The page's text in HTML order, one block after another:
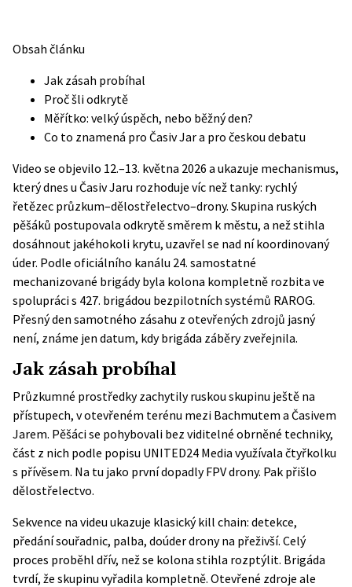
Obsah článku
Jak zásah probíhal
Proč šli odkrytě
Měřítko: velký úspěch, nebo běžný den?
Co to znamená pro Časiv Jar a pro českou debatu
Video se objevilo 12.–13. května 2026 a ukazuje mechanismus,
který dnes u Časiv Jaru rozhoduje víc než tanky: rychlý
řetězec průzkum–dělostřelectvo–drony. Skupina ruských
pěšáků postupovala odkrytě směrem k městu, a než stihla
dosáhnout jakéhokoli krytu, uzavřel se nad ní koordinovaný
úder. Podle oficiálního kanálu 24. samostatné
mechanizované brigády byla kolona kompletně rozbita ve
spolupráci s 427. brigádou bezpilotních systémů RAROG.
Přesný den samotného zásahu z otevřených zdrojů jasný
není, známe jen datum, kdy brigáda záběry zveřejnila.
Jak zásah probíhal
Průzkumné prostředky zachytily ruskou skupinu ještě na
přístupech, v otevřeném terénu mezi Bachmutem a Časivem
Jarem. Pěšáci se pohybovali bez viditelné obrněné techniky,
část z nich podle popisu UNITED24 Media využívala čtyřkolku
s přívěsem. Na tu jako první dopadly FPV drony. Pak přišlo
dělostřelectvo.
Sekvence na videu ukazuje klasický kill chain: detekce,
předání souřadnic, palba, doúder drony na přeživší. Celý
proces proběhl dřív, než se kolona stihla rozptýlit. Brigáda
tvrdí, že skupinu vyřadila kompletně. Otevřené zdroje ale